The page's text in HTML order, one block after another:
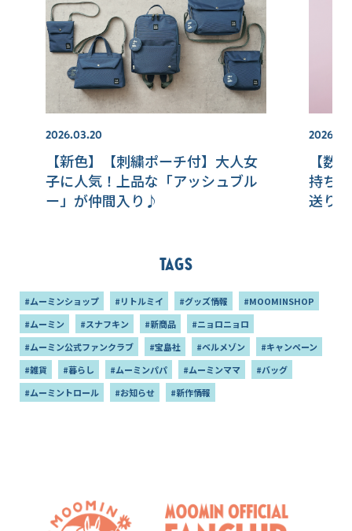
2026.03.20
【新色】【刺繍ポーチ付】大人女
子に人気！上品な「アッシュブル
ー」が仲間入り♪
【数
持ち
送り
Tags
#ムーミンショップ #リトルミイ #グッズ情報
#MOOMINSHOP
#ムーミン
#スナフキン #新商品
#ニョロニョロ
#ムーミン公式ファンクラブ
#宝島社 #ベルメゾン
#キャンペーン
#雑貨
#暮らし #ムーミンパパ #ムーミンママ
#バッグ
#ムーミントロール
#お知らせ #新作情報